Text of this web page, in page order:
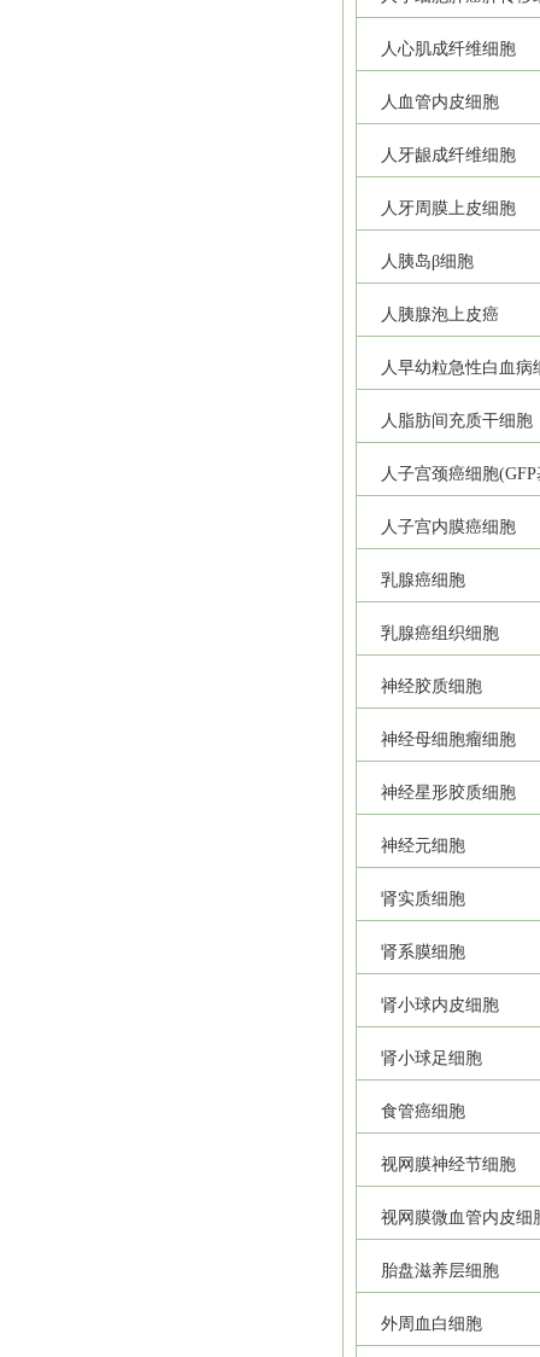
人心肌成纤维细胞
人血管内皮细胞
人牙龈成纤维细胞
人牙周膜上皮细胞
人胰岛β细胞
人胰腺泡上皮癌
人早幼粒急性白血病
人脂肪间充质干细胞
人子宫颈癌细胞
人子宫内膜癌细胞
乳腺癌细胞
乳腺癌组织细胞
神经胶质细胞
神经母细胞瘤细胞
神经星形胶质细胞
神经元细胞
肾实质细胞
肾系膜细胞
肾小球内皮细胞
肾小球足细胞
食管癌细胞
视网膜神经节细胞
视网膜微血管内皮细
胎盘滋养层细胞
外周血白细胞